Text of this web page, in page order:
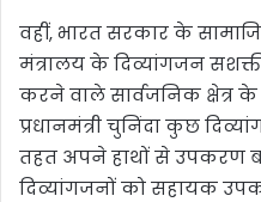
वहीं, भारत सरकार के
मंत्रालय के दिव्यांगजन
करने वाले सार्वजनिक क्षेत्र
प्रधानमंत्री चुनिंदा कुछ
तहत अपने हाथों से उपकरण
दिव्यांगजनों को सहायक